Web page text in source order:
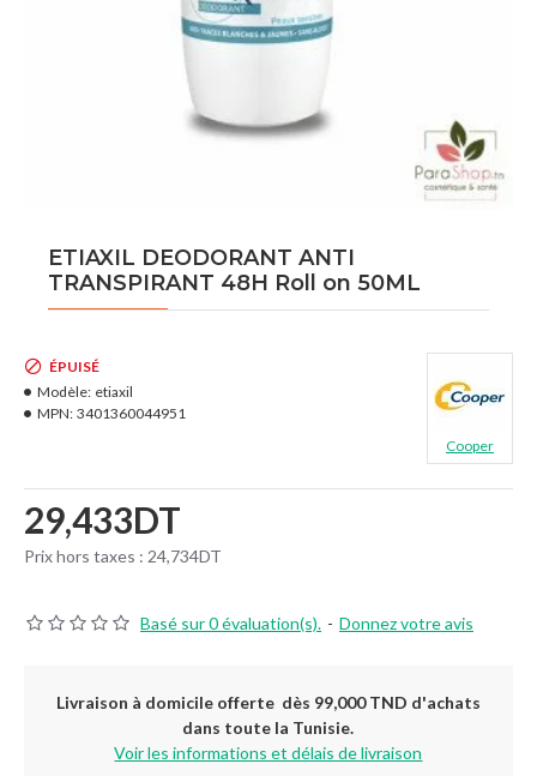
ETIAXIL DEODORANT ANTI
TRANSPIRANT 48H Roll on 50ML
Basé sur 0 évaluation(s). - Donnez votre avis
29,433DT
Prix hors taxes : 24,734DT
ÉPUISÉ
Modèle: etiaxil
MPN: 3401360044951
Cooper
Livraison à domicile offerte dès 99,000 TND d'achats
dans toute la Tunisie.
Voir les informations et délais de livraison